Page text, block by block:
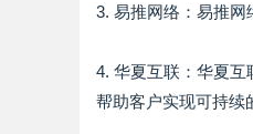
3. 易推网络：易推网
4. 华夏互联：华夏
帮助客户实现可持续